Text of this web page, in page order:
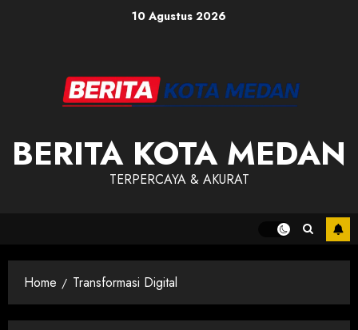
10 Agustus 2026
BERITA KOTA MEDAN
TERPERCAYA & AKURAT
Home Transformasi Digital